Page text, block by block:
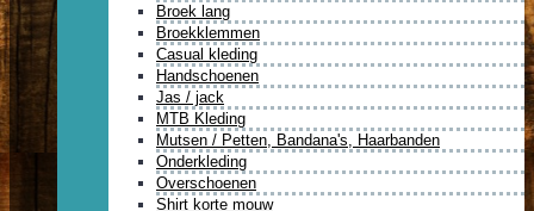
Broek lang
Broekklemmen
Casual kleding
Handschoenen
Jas / jack
MTB Kleding
Mutsen / Petten, Bandana's, Haarbanden
Onderkleding
Overschoenen
Shirt korte mouw